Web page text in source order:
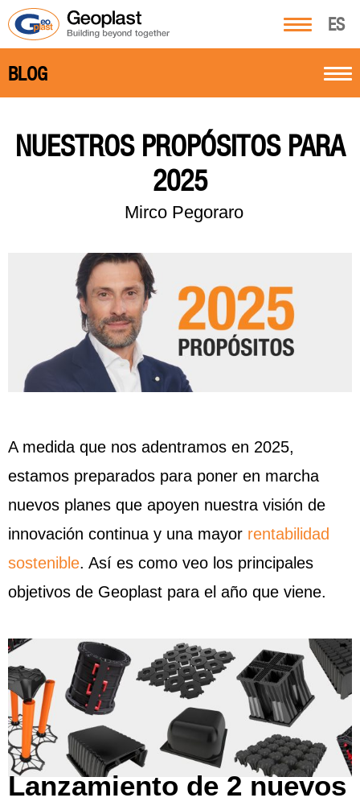
ES
BLOG
NUESTROS PROPÓSITOS PARA
2025
Mirco Pegoraro
A medida que nos adentramos en 2025,
estamos preparados para poner en marcha
nuevos planes que apoyen nuestra visión de
innovación continua y una mayor rentabilidad
sostenible. Así es como veo los principales
objetivos de Geoplast para el año que viene.
Lanzamiento de 2 nuevos